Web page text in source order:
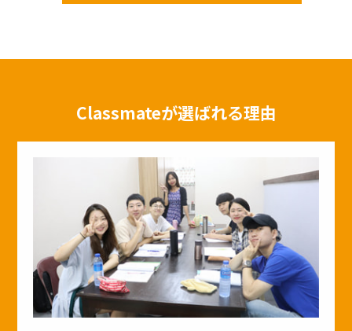
Classmateが選ばれる理由